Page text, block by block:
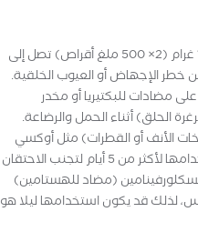
أدوية خفض درجة الحرارة خلال الحمل : الباراسيتامول: الجرعة الموصى بها هي 1 غرام (2× 500 ملغ أقراص) تصل إلى
مضادات للبكتيريا أو مخدر
الحلق) أثناء الحمل والرضاعة.
الأنف أو القطرات) مثل أوكسي
ميتازولين وإكسيلوميتازولين تعتبر آمنة للاستخدام أثناء الحمل. يجب عدم استخدامها لأكثر من 5 أيام لتجنب الاحتقان
(مضاد للهستامين)
لذلك قد يكون استخدامها ليلا هو